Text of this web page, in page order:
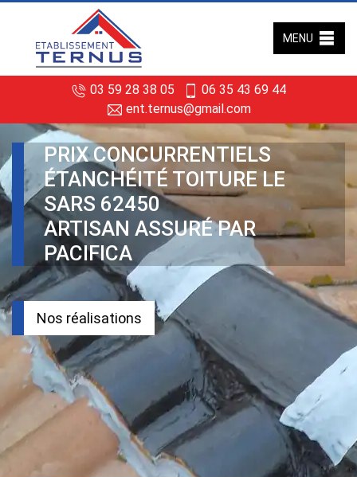
03 59 28 38 05
06 35 43 69 44
ent.ternus@gmail.com
MENU
PRIX CONCURRENTIELS
ÉTANCHÉITÉ TOITURE LE
SARS 62450
ARTISAN ASSURÉ PAR
PACIFICA
Nos réalisations